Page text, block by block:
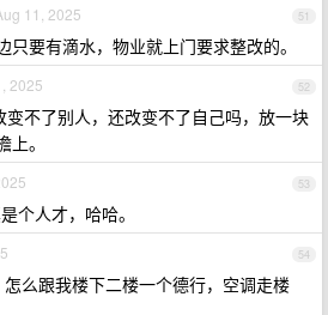
51
11, 2025
只要有滴水，物业就上门要求整改的。
52
2025
不了别人，还改变不了自己吗，放一块
。
53
个人才，哈哈。
54
么跟我楼下二楼一个德行，空调走楼